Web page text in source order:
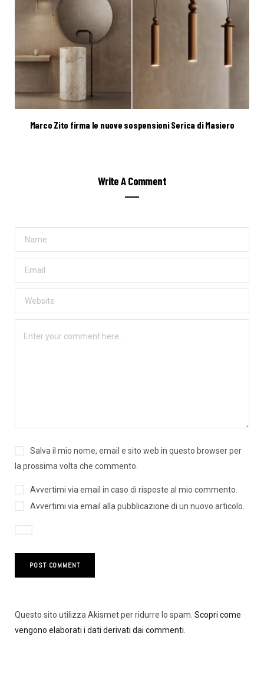
Marco Zito firma le nuove sospensioni Serica di Masiero
Write A Comment
Salva il mio nome, email e sito web in questo browser per
la prossima volta che commento.
Avvertimi via email in caso di risposte al mio commento.
Avvertimi via email alla pubblicazione di un nuovo articolo.
Questo sito utilizza Akismet per ridurre lo spam. Scopri come
vengono elaborati i dati derivati dai commenti